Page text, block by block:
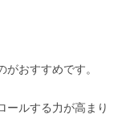
おすすめです。
ールする力が高まり